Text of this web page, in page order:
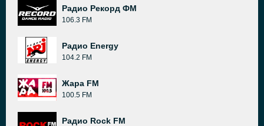
Радио Рекорд ФМ
106.3 FM
Радио Energy
104.2 FM
Жара FM
100.5 FM
Радио Rock FM